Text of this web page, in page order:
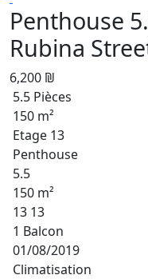
Penthouse
Rubina
6,200 ₪
5.5 Pièces
150 m²
Etage 13
Penthouse
5.5
150 m²
13 13
1 Balcon
01/08/2019
Climatisation